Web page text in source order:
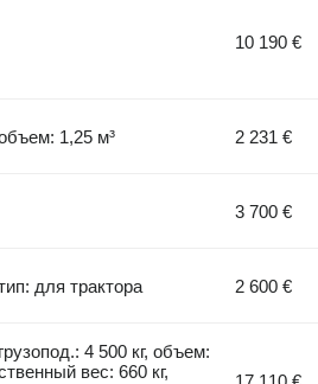
10 190 €
1,25 м³ 2 231 €
3 700 €
для трактора 2 600 €
4 500 кг, объем:
вес: 660 кг,